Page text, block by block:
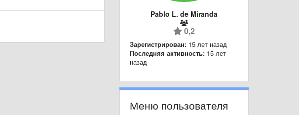
Pablo L. de Miranda
0,2
Зарегистрирован: 15 лет назад
Последняя активность: 15 лет
назад
Меню пользователя